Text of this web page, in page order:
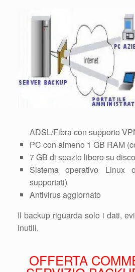
ADSL/Fibra con supporto
PC con almeno 1 GB RAM
7 GB di spazio libero su disco
Sistema operativo Linux
supportati)
Antivirus aggiornato
Il backup riguarda solo i dati,
inutili.
OFFERTA